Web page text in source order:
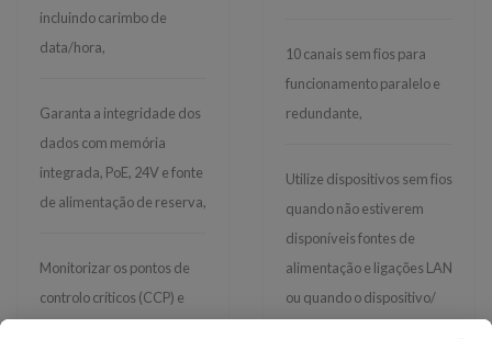
incluindo carimbo de
data/hora,
Garanta a integridade dos
dados com memória
integrada, PoE, 24V e fonte
de alimentação de reserva,
Monitorizar os pontos de
controlo críticos (CCP) e
10 canais sem fios para
funcionamento paralelo e
redundante,
Utilize dispositivos sem fios
quando não estiverem
disponíveis fontes de
alimentação e ligações LAN
ou quando o dispositivo/